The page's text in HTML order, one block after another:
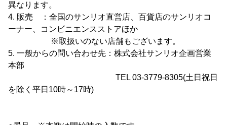
異なります。
4. 販売 ：全国のサンリオ直営店、百貨店のサンリオコ
ーナー、コンビニエンスストアほか
※取扱いのない店舗もございます。
5. 一般からの問い合わせ先：株式会社サンリオ企画営業
本部
TEL 03-3779-8305(土日祝日
を除く平日10時～17時)